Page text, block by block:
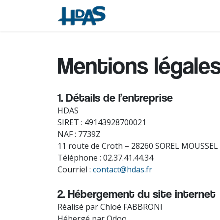
Se rendre au contenu
Mentions
1. Détails de l’entreprise
HDAS
SIRET : 49143928700021
NAF : 7739Z
11 route de Croth – 28260 SOREL MOUSSEL
Téléphone : 02.37.41.44.34
Courriel : contact@hdas.fr
2. Hébergement du site internet
Réalisé par Chloé FABBRONI